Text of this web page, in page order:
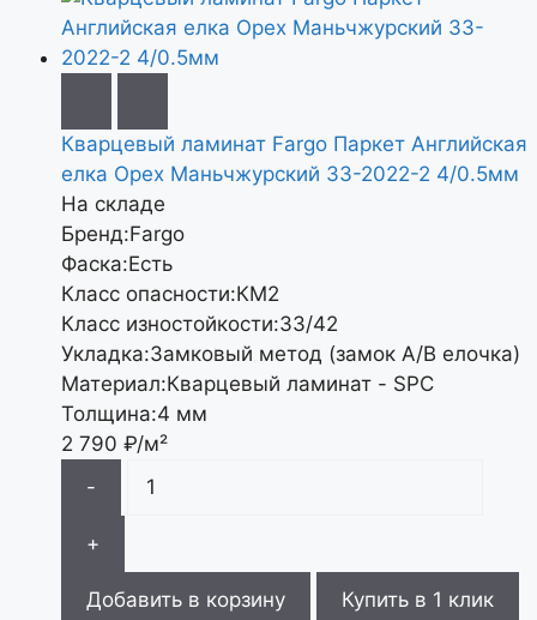
Кварцевый ламинат Fargo Паркет Английская
елка Орех Маньчжурский 33-2022-2 4/0.5мм
На складе
Бренд:Fargo
Фаска:Есть
Класс опасности:КМ2
Класс изностойкости:33/42
Укладка:Замковый метод (замок А/В елочка)
Материал:Кварцевый ламинат - SPC
Толщина:4 мм
2 790 ₽/м²
-
+
Добавить в корзину Купить в 1 клик